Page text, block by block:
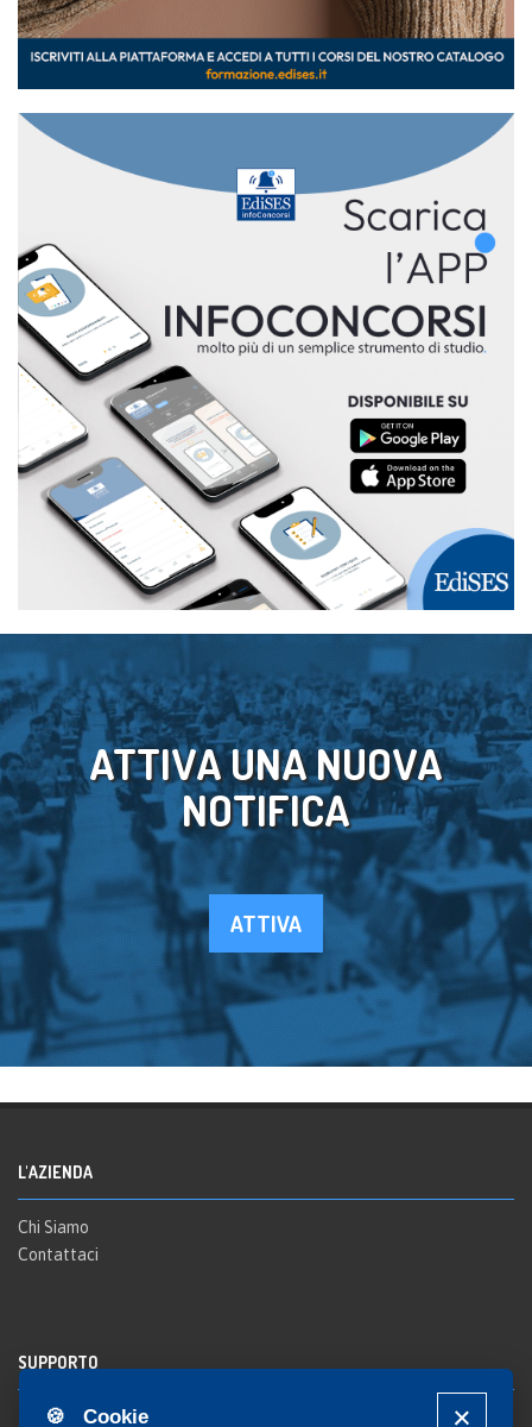
🍪 Cookie
ATTIVA UNA NUOVA
NOTIFICA
ATTIVA
L'AZIENDA
Chi Siamo
Contattaci
SUPPORTO
Registrazione al sito